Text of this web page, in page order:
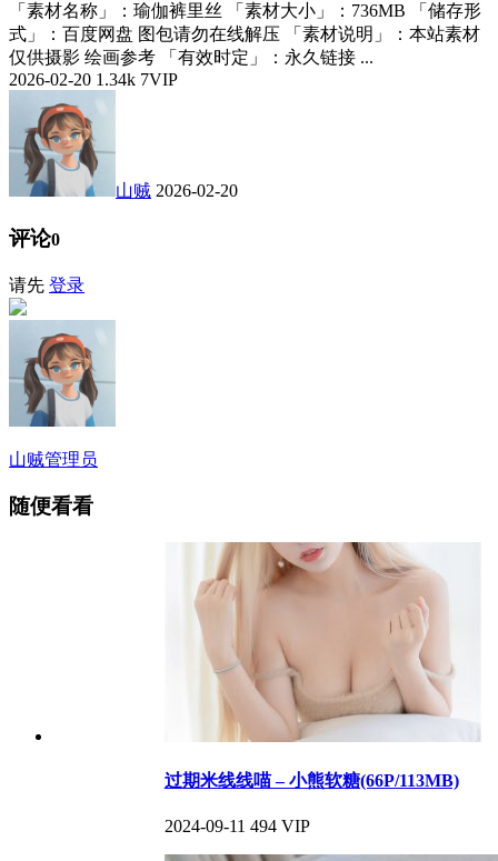
「素材名称」：瑜伽裤里丝 「素材大小」：736MB 「储存形
式」：百度网盘 图包请勿在线解压 「素材说明」：本站素材
仅供摄影 绘画参考 「有效时定」：永久链接 ...
2026-02-20 1.34k 7VIP
山贼 2026-02-20
评论0
请先 登录
山贼管理员
随便看看
过期米线线喵 – 小熊软糖(66P/113MB)
2024-09-11 494 VIP